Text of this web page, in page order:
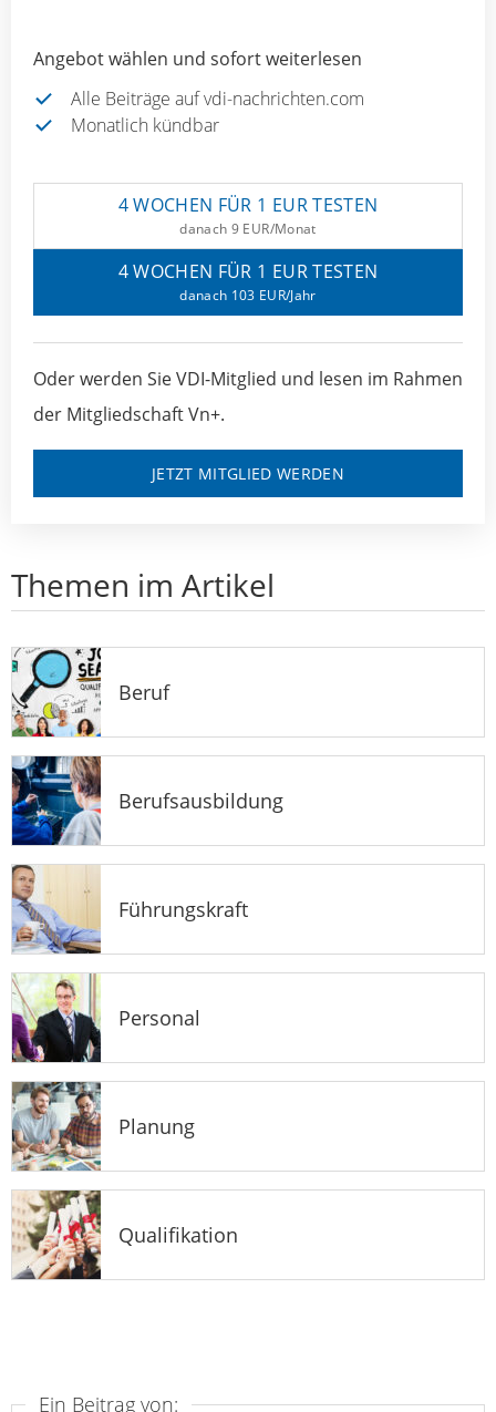
Angebot wählen und sofort weiterlesen
Alle Beiträge auf vdi-nachrichten.com
Monatlich kündbar
4 WOCHEN FÜR 1 EUR TESTEN
danach 9 EUR/Monat
4 WOCHEN FÜR 1 EUR TESTEN
danach 103 EUR/Jahr
Oder werden Sie VDI-Mitglied und lesen im Rahmen
der Mitgliedschaft Vn+.
JETZT MITGLIED WERDEN
Themen im Artikel
Beruf
Berufsausbildung
Führungskraft
Personal
Planung
Qualifikation
Ein Beitrag von: